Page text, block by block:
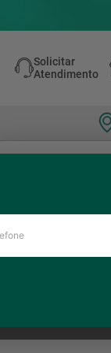
Solicitar
Atendimento
Olá, você
estoques